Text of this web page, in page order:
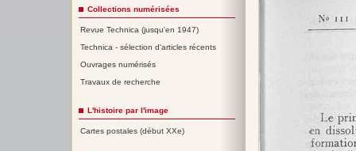
Collections numérisées
Revue Technica (jusqu'en 1947)
Technica - sélection d'articles récents
Ouvrages numérisés
Travaux de recherche
L'histoire par l'image
Cartes postales (début XXe)